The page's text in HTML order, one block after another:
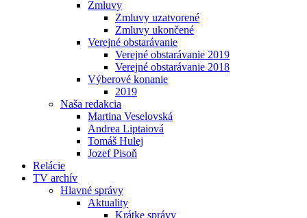
Zmluvy
Zmluvy uzatvorené
Zmluvy ukončené
Verejné obstarávanie
Verejné obstarávanie 2019
Verejné obstarávanie 2018
Výberové konanie
2019
Naša redakcia
Martina Veselovská
Andrea Liptaiová
Tomáš Hulej
Jozef Pisoň
Relácie
TV archív
Hlavné správy
Aktuality
Krátke správy